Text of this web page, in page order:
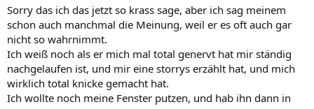
Sorry das ich das jetzt so krass sage, aber ich sag meinem
schon auch manchmal die Meinung, weil er es oft auch gar
nicht so wahrnimmt.
Ich weiß noch als er mich mal total genervt hat mir ständig
nachgelaufen ist, und mir eine storrys erzählt hat, und mich
wirklich total knicke gemacht hat.
Ich wollte noch meine Fenster putzen, und hab ihn dann in